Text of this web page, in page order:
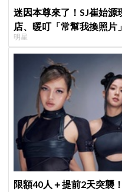
迷因本尊來了！SJ崔始
店、暖叮「常幫我換照片
子不能脫粉了
明星
限額40人＋提前2天突襲